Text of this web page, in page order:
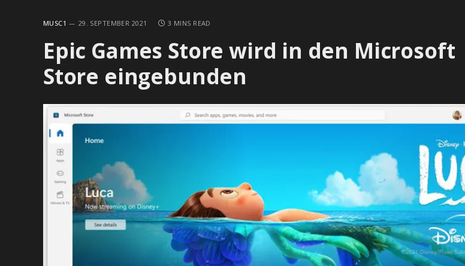
MUSC1 29. SEPTEMBER 2021 3 MINS READ
Epic Games Store wird in den Microsoft
Store eingebunden